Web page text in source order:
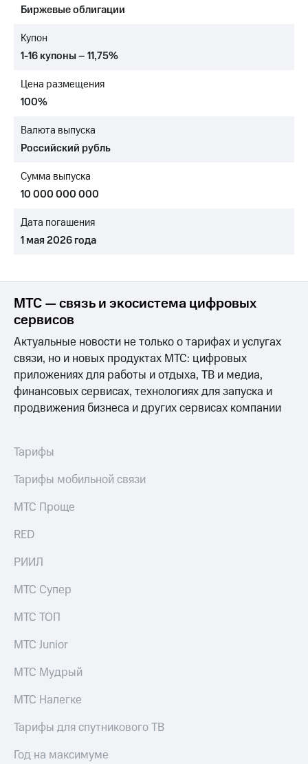
Достижения
Интервью
отчетность
Контакты
Новости
в
и акционерам
Корпоративное
Корпоративный
секретарь
Раскрытие
информации
Информация
акционерам
Документы
ПАО
"МТС"
Собрания
акционеров
капитал
и
Программа
приобретения
Порядок
выкупа
Дивиденды
Рынок
облигаций
Описание
Уведомление
погашении
Биржевые облигации
Купон
1-16 купоны – 11,75%
Цена размещения
100%
Валюта выпуска
Российский рубль
Сумма выпуска
10 000 000 000
Дата погашения
1 мая 2026 года
МТС — связь и экосистема цифровых
сервисов
Актуальные новости не только о тарифах и услугах
связи, но и новых продуктах МТС: цифровых
приложениях для работы и отдыха, ТВ и медиа,
финансовых сервисах, технологиях для запуска и
продвижения бизнеса и других сервисах компании
Тарифы
Тарифы мобильной связи
МТС Проще
RED
РИИЛ
МТС Супер
МТС ТОП
МТС Junior
МТС Мудрый
МТС Налегке
Тарифы для спутникового ТВ
Год на максимуме